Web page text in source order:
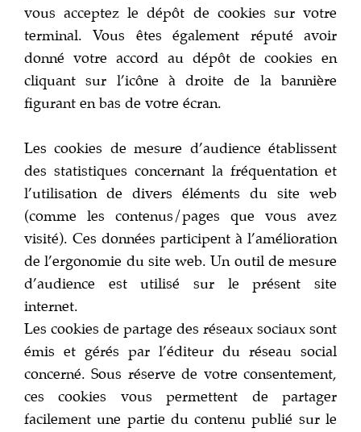
vous acceptez le dépôt de cookies sur votre
terminal. Vous êtes également réputé avoir
donné votre accord au dépôt de cookies en
cliquant sur l’icône à droite de la bannière
figurant en bas de votre écran.
Les cookies de mesure d’audience établissent
des statistiques concernant la fréquentation et
l’utilisation de divers éléments du site web
(comme les contenus/pages que vous avez
visité). Ces données participent à l’amélioration
de l’ergonomie du site web. Un outil de mesure
d’audience est utilisé sur le présent site
internet.
Les cookies de partage des réseaux sociaux sont
émis et gérés par l’éditeur du réseau social
concerné. Sous réserve de votre consentement,
ces cookies vous permettent de partager
facilement une partie du contenu publié sur le